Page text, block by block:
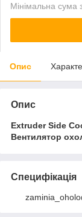
Мінімальна сума
Опис
Опис
Extruder Side
Вентилятор
Специфікація